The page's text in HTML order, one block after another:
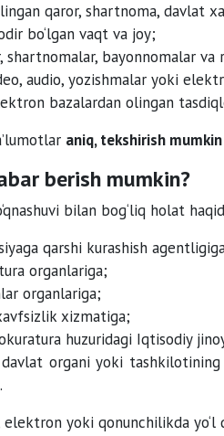
qaror, shartnoma, davlat
bo‘lgan vaqt va joy;
shartnomalar, bayonnomalar va
audio, yozishmalar yoki
bazalardan olingan
aniq, tekshirish
berish mumkin?
bilan bog‘liq holat
qarshi kurashish
organlariga;
organlariga;
xizmatiga;
huzuridagi Iqtisodiy
organi yoki tashkilotining
elektron yoki qonunchilikda yo‘l